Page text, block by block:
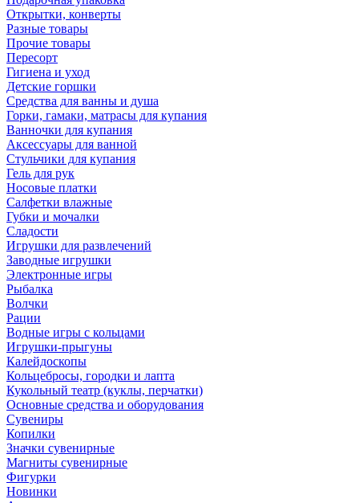
Открытки, конверты
Разные товары
Прочие товары
Пересорт
Гигиена и уход
Детские горшки
Средства для ванны и душа
Горки, гамаки, матрасы для купания
Ванночки для купания
Аксессуары для ванной
Стульчики для купания
Гель для рук
Носовые платки
Салфетки влажные
Губки и мочалки
Сладости
Игрушки для развлечений
Заводные игрушки
Электронные игры
Рыбалка
Волчки
Рации
Водные игры с кольцами
Игрушки-прыгуны
Калейдоскопы
Кольцебросы, городки и лапта
Кукольный театр (куклы, перчатки)
Основные средства и оборудования
Сувениры
Копилки
Значки сувенирные
Магниты сувенирные
Фигурки
Новинки